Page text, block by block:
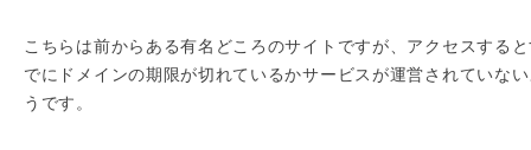
こちらは前からある有名どころのサイトですが、アクセスする
でにドメインの期限が切れているかサービスが運営されていな
うです。